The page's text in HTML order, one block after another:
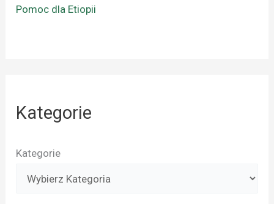
Pomoc dla Etiopii
Kategorie
Kategorie